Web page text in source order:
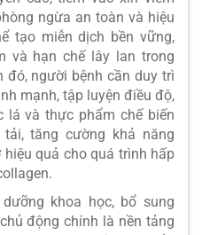
ngừa an toàn và hiệu
tạo miễn dịch bền vững,
và hạn chế lây lan trong
đó, người bệnh cần duy trì
mạnh, tập luyện điều độ,
lá và thực phẩm chế biến
tăng cường khả năng
quả cho quá trình hấp
khoa học, bổ sung
động chính là nền tảng